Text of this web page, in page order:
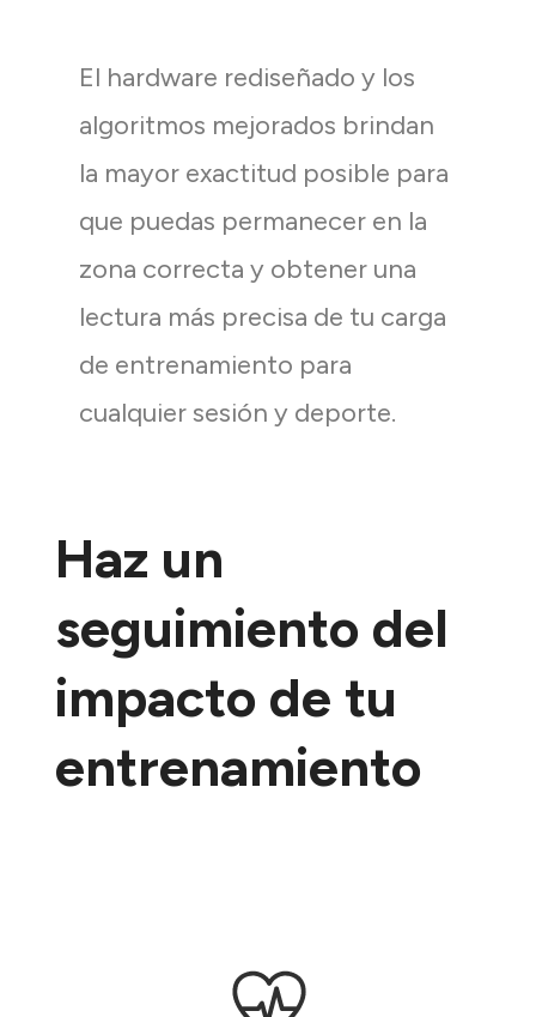
El hardware rediseñado y los
algoritmos mejorados brindan
la mayor exactitud posible para
que puedas permanecer en la
zona correcta y obtener una
lectura más precisa de tu carga
de entrenamiento para
cualquier sesión y deporte.
Haz un
seguimiento del
impacto de tu
entrenamiento